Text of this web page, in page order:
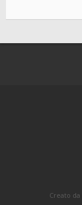
Creato da